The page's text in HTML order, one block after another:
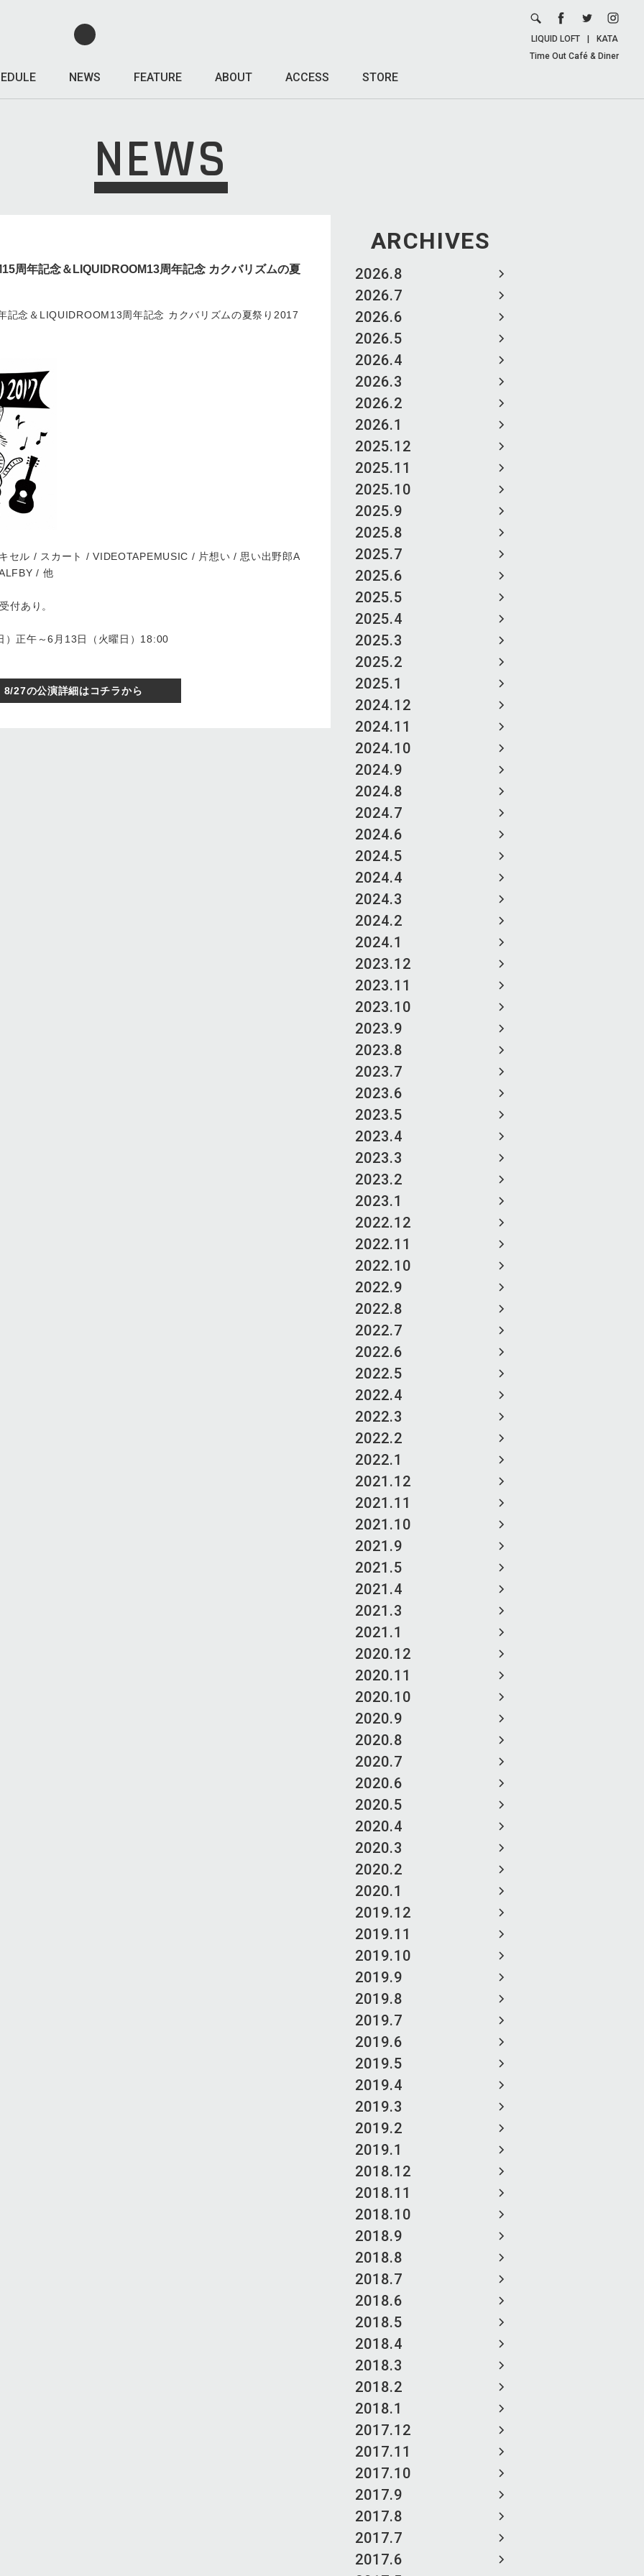
NEWS FEATURE ABOUT ACCESS STORE
LIQUID LOFT
KATA
Time Out Café & Diner
NEWS
ARCHIVES
2026.8
2026.7
2026.6
2026.5
2026.4
2026.3
2026.2
2026.1
2025.12
2025.11
2025.10
2025.9
2025.8
2025.7
2025.6
2025.5
2025.4
2025.3
2025.2
2025.1
2024.12
2024.11
2024.10
2024.9
2024.8
2024.7
2024.6
2024.5
2024.4
2024.3
2024.2
2024.1
2023.12
2023.11
2023.10
2023.9
2023.8
2023.7
2023.6
2023.5
2023.4
2023.3
2023.2
2023.1
2022.12
2022.11
2022.10
2022.9
2022.8
2022.7
2022.6
2022.5
2022.4
2022.3
2022.2
2022.1
2021.12
2021.11
2021.10
2021.9
2021.5
2021.4
2021.3
2021.1
2020.12
2020.11
2020.10
2020.9
2020.8
2020.7
2020.6
2020.5
2020.4
2020.3
2020.2
2020.1
2019.12
2019.11
2019.10
2019.9
2019.8
2019.7
2019.6
2019.5
2019.4
2019.3
2019.2
2019.1
2018.12
2018.11
2018.10
2018.9
2018.8
2018.7
2018.6
2018.5
2018.4
2018.3
2018.2
2018.1
2017.12
2017.11
2017.10
2017.9
2017.8
2017.7
2017.6
周年記念＆LIQUIDROOM13周年記念 カクバリズムの夏
記念＆LIQUIDROOM13周年記念 カクバリズムの夏祭り2017
セル / スカート / VIDEOTAPEMUSIC / 片想い / 思い出野郎A
/ 他
付あり。
正午～6月13日（火曜日）18:00
8/27の公演詳細はコチラから